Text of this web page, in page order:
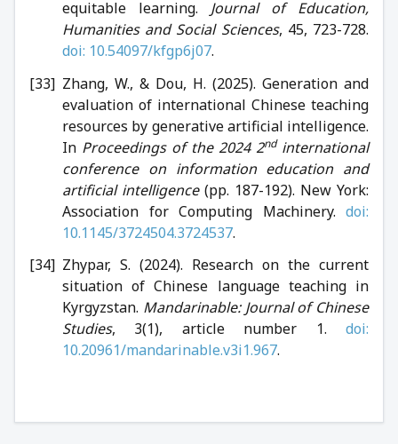
equitable learning. Journal of Education,
Humanities and Social Sciences, 45, 723-728.
doi: 10.54097/kfgp6j07.
Zhang, W., & Dou, H. (2025). Generation and
evaluation of international Chinese teaching
resources by generative artificial intelligence.
In Proceedings of the 2024 2ndinternational
conference on information education and
artificial intelligence(pp. 187-192). New York:
Association for Computing Machinery. doi:
10.1145/3724504.3724537.
Zhypar, S. (2024). Research on the current
situation of Chinese language teaching in
Kyrgyzstan. Mandarinable: Journal of Chinese
Studies, 3(1), article number 1. doi:
10.20961/mandarinable.v3i1.967.